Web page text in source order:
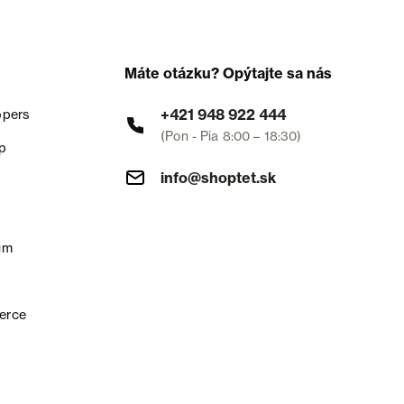
Máte otázku? Opýtajte sa nás
+421 948 922 444
(Pon - Pia 8:00 – 18:30)
info@shoptet.sk